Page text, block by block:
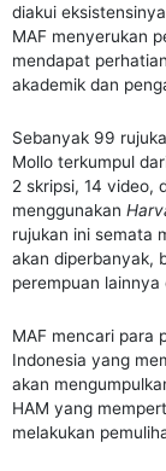
diakui
MAF menyerukan
mendapat
akademik dan
Sebanyak 99
Mollo terkumpul
2 skripsi, 14 video,
menggunakan
rujukan ini semata
akan diperbanyak,
perempuan lainnya
MAF mencari para
Indonesia yang
akan
HAM yang
melakukan